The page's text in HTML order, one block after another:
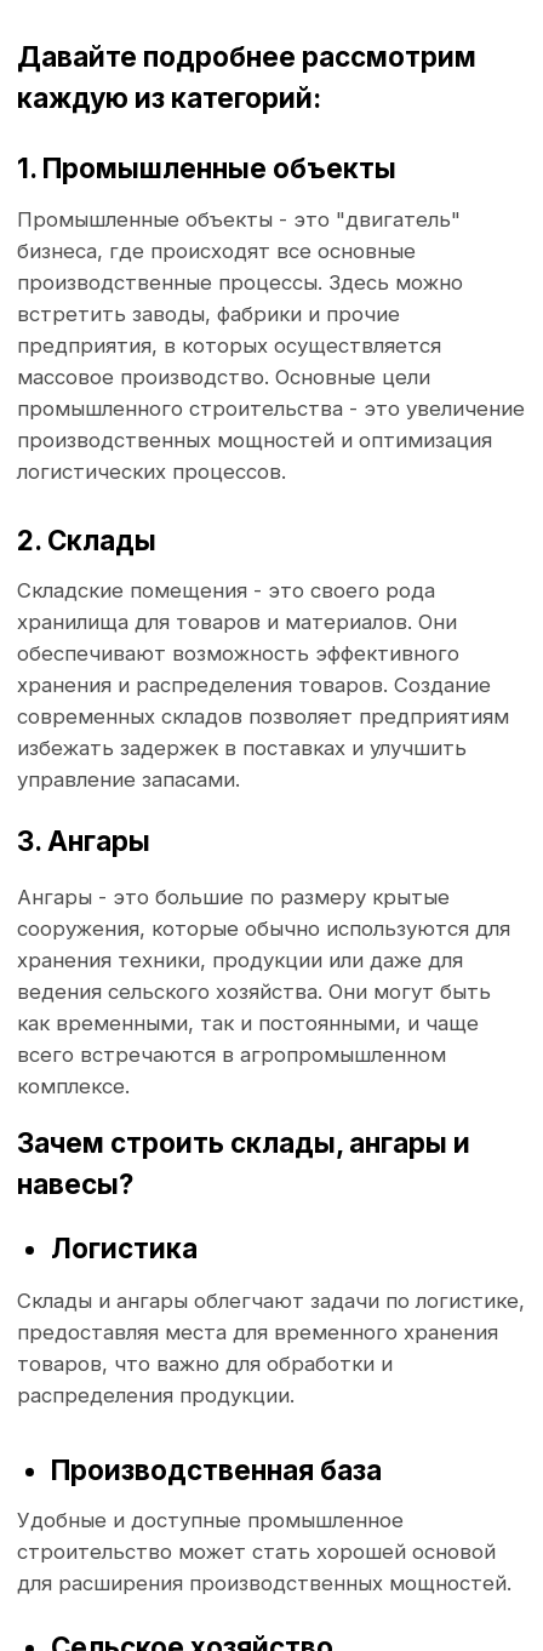
Складские помещения - это своего рода
обеспечивают возможность эффективного
хранения и распределения товаров. Создание
избежать задержек в поставках и улучшить
управление запасами.
3. Ангары
сооружения, которые обычно используются для
хранения техники, продукции или даже для
ведения сельского хозяйства. Они могут быть
всего встречаются в агропромышленном
комплексе.
навесы?
Логистика
Склады и ангары облегчают задачи по логистике,
предоставляя места для временного хранения
распределения продукции.
Производственная база
Удобные и доступные промышленное
для расширения производственных мощностей.
Ангары могут использоваться как для хранения
сельскохозяйственной техники, так и для
обработки урожая.
Коммерческие нужны
или организованного доступа к продуктам.
При правильном подходе к строительству
складов и ангаров можно значительно сократить
производительность бизнеса.
Преимущества строительства в
Гродно
Развивающаяся инфраструктура
- новые дороги, мосты и транспортные развязки
создают благоприятные условия как для бизнеса,
Поддержка государства